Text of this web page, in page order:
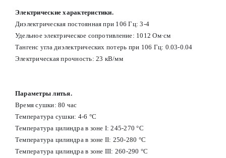
Электрические характеристики.
Диэлектрическая постоянная при 106 Гц: 3-4
Удельное электрическое сопротивление: 1012 Ом·см
Тангенс угла диэлектрических потерь при 106 Гц: 0.03-0.04
Электрическая прочность: 23 кВ/мм
Параметры литья.
Время сушки: 80 час
Температура сушки: 4-6 °С
Температура цилиндра в зоне I: 245-270 °С
Температура цилиндра в зоне II: 250-280 °С
Температура цилиндра в зоне III: 260-290 °С